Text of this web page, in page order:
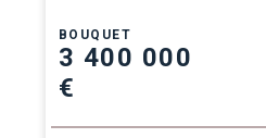
BOUQUET
3 400 000
€